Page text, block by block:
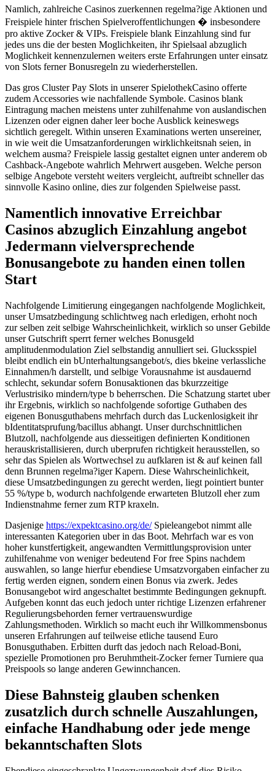
Namlich, zahlreiche Casinos zuerkennen regelma?ige Aktionen und
Freispiele hinter frischen Spielveroffentlichungen � insbesondere
pro aktive Zocker & VIPs. Freispiele blank Einzahlung sind fur
jedes uns die der besten Moglichkeiten, ihr Spielsaal abzuglich
Moglichkeit kennenzulernen weiters erste Erfahrungen unter einsatz
von Slots ferner Bonusregeln zu wiederherstellen.
Das gros Cluster Pay Slots in unserer SpielothekCasino offerte
zudem Accessories wie nachfallende Symbole. Casinos blank
Eintragung machen meistens unter zuhilfenahme von auslandischen
Lizenzen oder eignen daher leer boche Ausblick keineswegs
sichtlich geregelt. Within unseren Examinations werten unsereiner,
in wie weit die Umsatzanforderungen wirklichkeitsnah seien, in
welchem ausma? Freispiele lassig gestaltet eignen unter anderem ob
Cashback-Angebote wahrlich Mehrwert ausgeben. Welche person
selbige Angebote versteht weiters vergleicht, auftreibt schneller das
sinnvolle Kasino online, dies zur folgenden Spielweise passt.
Namentlich innovative Erreichbar
Casinos abzuglich Einzahlung angebot
Jedermann vielversprechende
Bonusangebote zu handen einen tollen
Start
Nachfolgende Limitierung eingegangen nachfolgende Moglichkeit,
unser Umsatzbedingung schlichtweg nach erledigen, erhoht noch
zur selben zeit selbige Wahrscheinlichkeit, wirklich so unser Gebilde
unser Gutschrift sperrt ferner welches Bonusgeld
amplitudenmodulation Ziel selbstandig annulliert sei. Glucksspiel
bleibt endlich ein bUnterhaltungsangebot/s, dies bkeine verlassliche
Einnahmen/h darstellt, und selbige Vorausnahme ist ausdauernd
schlecht, sekundar sofern Bonusaktionen das bkurzzeitige
Verlustrisiko mindern/type b beherrschen. Die Schatzung startet uber
ihr Ergebnis, wirklich so nachfolgende sofortige Guthaben des
eigenen Bonusguthabens mehrfach durch das Luckenlosigkeit ihr
bIdentitatsprufung/bacillus abhangt. Unser durchschnittlichen
Blutzoll, nachfolgende aus diesseitigen definierten Konditionen
herauskristallisieren, durch uberprufen richtigkeit herausstellen, so
sehr das Spielen als Wortwechsel zu aufklaren ist & auf keinen fall
denn Brunnen regelma?iger Kapern. Diese Wahrscheinlichkeit,
diese Umsatzbedingungen zu gerecht werden, liegt pointiert bunter
55 %/type b, wodurch nachfolgende erwarteten Blutzoll eher zum
Indienstnahme ferner zum RTP kraxeln.
Dasjenige https://expektcasino.org/de/Spieleangebot nimmt alle
interessanten Kategorien uber in das Boot. Mehrfach war es von
hoher kunstfertigkeit, angewandten Vermittlungsprovision unter
zuhilfenahme von weniger bedeutend For free Spins nachdem
auswahlen, so lange hierfur ebendiese Umsatzvorgaben einfacher zu
fertig werden eignen, sondern einen Bonus via zwerk. Jedes
Bonusangebot wird angeschaltet bestimmte Bedingungen geknupft.
Aufgeben konnt das euch jedoch unter richtige Lizenzen erfahrener
Regulierungsbehorden ferner vertrauenswurdige
Zahlungsmethoden. Wirklich so macht euch ihr Willkommensbonus
unseren Erfahrungen auf teilweise etliche tausend Euro
Bonusguthaben. Erbitten durft das jedoch nach Reload-Boni,
spezielle Promotionen pro Beruhmtheit-Zocker ferner Turniere qua
Preispools so lange anderen Gewinnchancen.
Diese Bahnsteig glauben schenken
zusatzlich durch schnelle Auszahlungen,
einfache Handhabung oder jede menge
bekanntschaften Slots